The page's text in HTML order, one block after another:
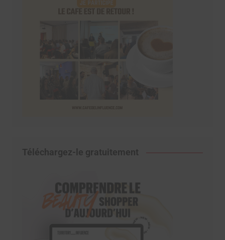
Téléchargez-le gratuitement